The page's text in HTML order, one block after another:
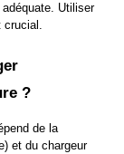
Utiliser
?
de la
et du chargeur